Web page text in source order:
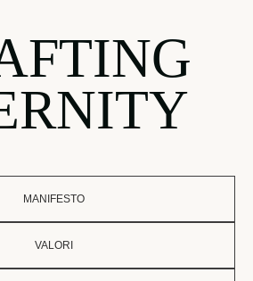
MANIFESTO
VALORI